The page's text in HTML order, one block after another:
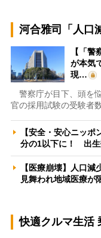
河合雅司「人口
【「
が本気
現…
警察庁が目下、頭を
官の採用試験の受験者
【安全・安心ニッ
分の1以下に！ 出
【医療崩壊】人口
見舞われ地域医療
快適クルマ生活